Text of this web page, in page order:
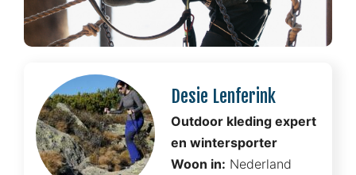
Desie Lenferink
Outdoor kleding expert
en wintersporter
Woon in: Nederland